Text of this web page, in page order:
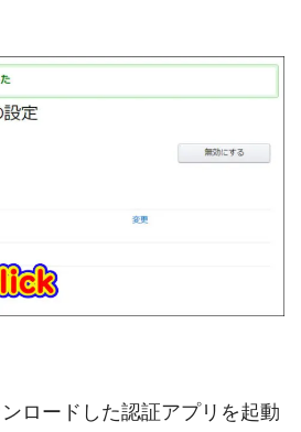
ロードした認証アプリを起動